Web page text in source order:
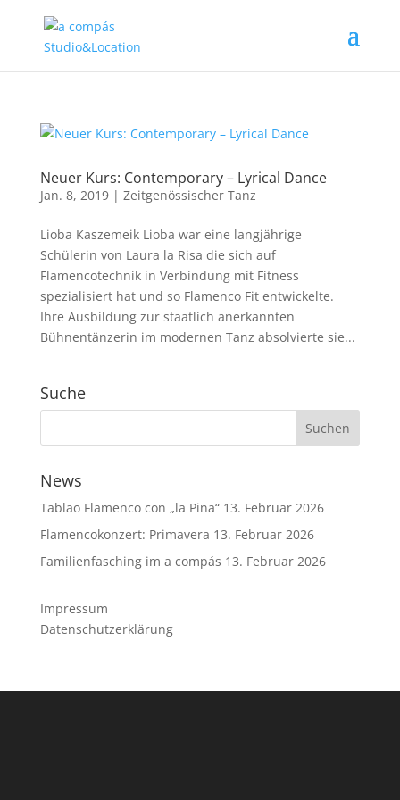
Neuer Kurs: Contemporary – Lyrical Dance
Jan. 8, 2019| Zeitgenössischer Tanz
Lioba Kaszemeik Lioba war eine langjährige
Schülerin von Laura la Risa die sich auf
Flamencotechnik in Verbindung mit Fitness
spezialisiert hat und so Flamenco Fit entwickelte.
Ihre Ausbildung zur staatlich anerkannten
Bühnentänzerin im modernen Tanz absolvierte sie...
Suche
News
Tablao Flamenco con „la Pina“ 13. Februar 2026
Flamencokonzert: Primavera 13. Februar 2026
Familienfasching im a compás 13. Februar 2026
Impressum
Datenschutzerklärung